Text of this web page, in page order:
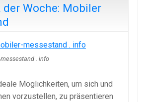
der Woche: Mobiler
. info
Möglichkeiten, um sich und
vorzustellen, zu präsentieren